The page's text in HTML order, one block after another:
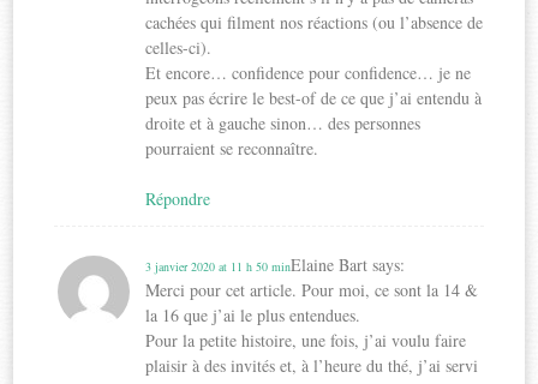
cachées qui filment nos réactions (ou l’absence de
celles-ci).
Et encore… confidence pour confidence… je ne
peux pas écrire le best-of de ce que j’ai entendu à
droite et à gauche sinon… des personnes
pourraient se reconnaître.
Répondre
Elaine Bart says:
3 janvier 2020 at 11 h 50 min
Merci pour cet article. Pour moi, ce sont la 14 &
la 16 que j’ai le plus entendues.
Pour la petite histoire, une fois, j’ai voulu faire
plaisir à des invités et, à l’heure du thé, j’ai servi